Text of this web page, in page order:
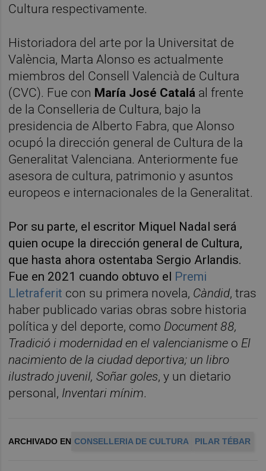
Cultura respectivamente.
Historiadora del arte por la Universitat de
València, Marta Alonso es actualmente
miembros del Consell Valencià de Cultura
(CVC). Fue con María José Catalá al frente
de la Conselleria de Cultura, bajo la
presidencia de Alberto Fabra, que Alonso
ocupó la dirección general de Cultura de la
Generalitat Valenciana. Anteriormente fue
asesora de cultura, patrimonio y asuntos
europeos e internacionales de la Generalitat.
Por su parte, el escritor Miquel Nadal será
quien ocupe la dirección general de Cultura,
que hasta ahora ostentaba Sergio Arlandis.
Fue en 2021 cuando obtuvo el Premi
Lletraferit con su primera novela, Càndid, tras
haber publicado varias obras sobre historia
política y del deporte, como Document 88,
Tradició i modernidad en el valencianisme o El
nacimiento de la ciudad deportiva; un libro
ilustrado juvenil, Soñar goles, y un dietario
personal, Inventari mínim.
ARCHIVADO EN CONSELLERIA DE CULTURA PILAR TÉBAR